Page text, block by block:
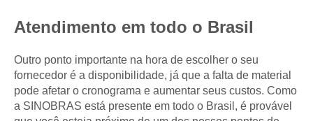
Atendimento em todo o Brasil
Outro ponto importante na hora de escolher o seu
fornecedor é a disponibilidade, já que a falta de material
pode afetar o cronograma e aumentar seus custos. Como
a SINOBRAS está presente em todo o Brasil, é provável